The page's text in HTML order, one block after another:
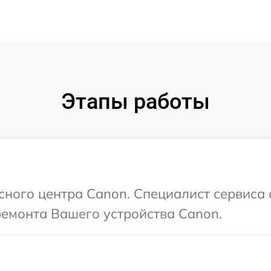
Этапы работы
центра Canon. Специалист
Вашего устройства Canon.